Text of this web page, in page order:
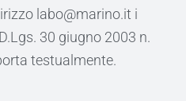
labo@marino.it i
30 giugno 2003 n.
testualmente.